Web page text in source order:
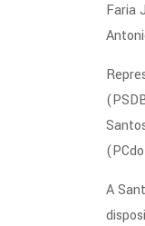
Faria
A